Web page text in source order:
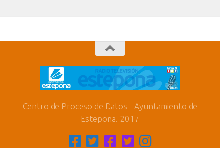
Centro de Proceso de Datos - Ayuntamiento de
Estepona. 2017